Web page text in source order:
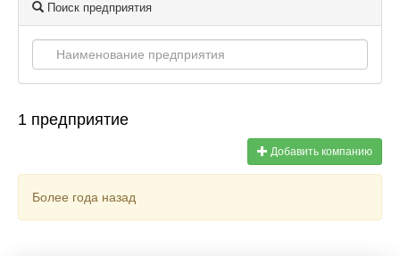
Поиск предприятия
1 предприятие
Добавить компанию
Более года назад